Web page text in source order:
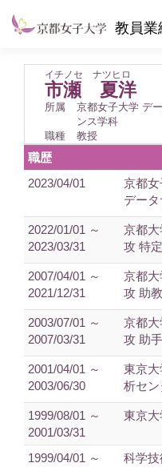
教員業
イチノセ ナツヒロ
市瀬 夏洋
所属
京都女子大学 デ
ンス学科
職種
教授
職歴
2023/04/01
京都
デー
2022/01/01 ～
2023/03/31
京都
攻 特
2007/04/01 ～
2021/12/31
京都
攻 助教
2003/07/01 ～
2007/03/31
京都
攻 助手
2001/04/01 ～
2003/06/30
東京
析セ
1999/08/01 ～
2001/03/31
東京
1999/04/01 ～
科学技